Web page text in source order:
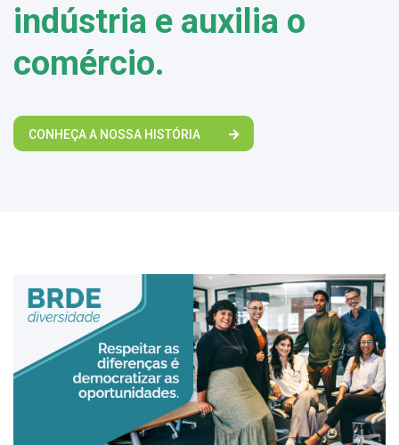
indústria e auxilia o
comércio.
CONHEÇA A NOSSA HISTÓRIA